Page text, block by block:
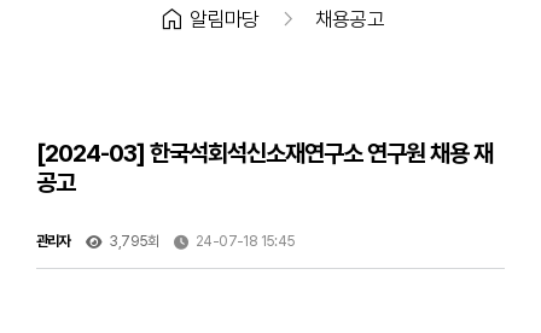
home 알림마당 chevron_right 채용공고
[2024-03] 한국석회석신소재연구소 연구원 채용 재
공고
관리자 3,795회 24-07-18 15:45